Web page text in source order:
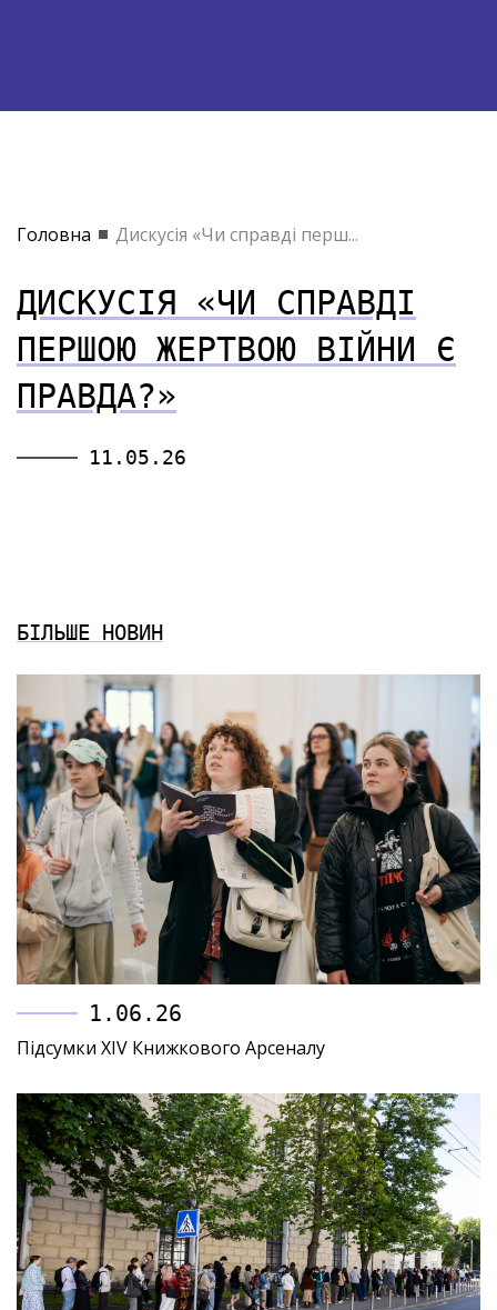
Головна Дискусія «Чи справді перш...
ДИСКУСІЯ «ЧИ СПРАВДІ
ПЕРШОЮ ЖЕРТВОЮ ВІЙНИ Є
ПРАВДА?»
11.05.26
БІЛЬШЕ НОВИН
1.06.26
Підсумки XIV Книжкового Арсеналу